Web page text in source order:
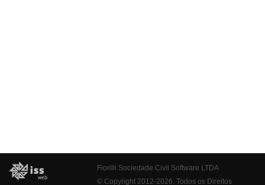
Fiorilli Sociedade Civil Software LTDA
© Copyright 2012-2026. Todos os Direitos